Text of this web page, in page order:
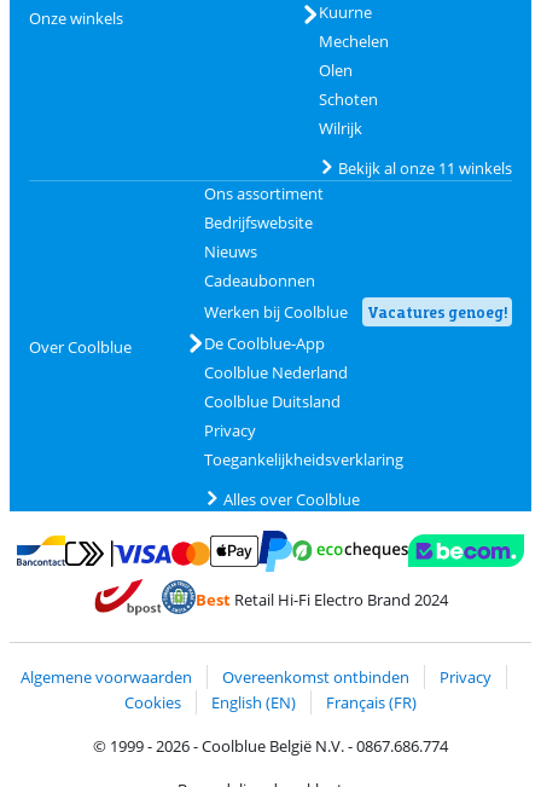
Onze winkels
Kuurne
Mechelen
Olen
Schoten
Wilrijk
Bekijk al onze 11 winkels
Over Coolblue
Ons assortiment
Bedrijfswebsite
Nieuws
Cadeaubonnen
Werken bij Coolblue
Vacatures genoeg!
De Coolblue-App
Coolblue Nederland
Coolblue Duitsland
Privacy
Toegankelijkheidsverklaring
Alles over Coolblue
Betalen met Bancontact
Betalen met MasterCard en Visa via ClickToPay
Betalen met PayPal
BestRetail Hi-Fi Electro Brand 2024
Algemene voorwaarden Overeenkomst ontbinden
Privacy
Cookies
English (EN)
Français (FR)
© 1999 - 2026 - Coolblue België N.V. - 0867.686.774